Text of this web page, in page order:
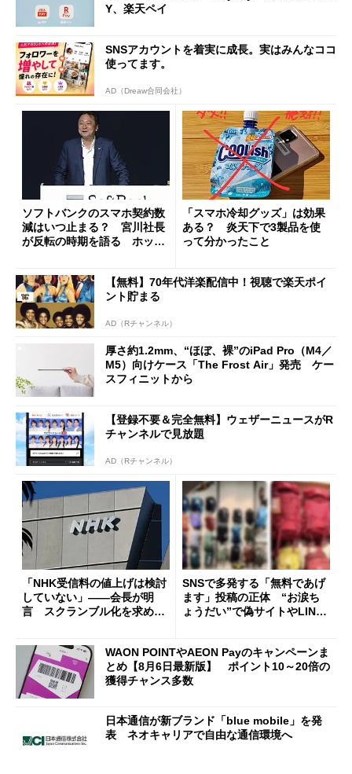
Y、楽天ペイ
SNSアカウントを着実に成長。実はみんなココ
使ってます。
AD（Dreaw合同会社）
ソフトバンクのスマホ契約数
減はいつ止まる？ 宮川社長
が反転の時期を語る ホッピ
「スマホ冷却グッズ」は効果
ある？ 炎天下で3製品を使
って分かったこと
【無料】70年代洋楽配信中！視聴で楽天ポイ
ント貯まる
AD（Rチャンネル）
厚さ約1.2mm、“ほぼ、裸”のiPad Pro（M4／
M5）向けケース「The Frost Air」発売 ケー
スフィニットから
【登録不要＆完全無料】ウェザーニュースがR
チャンネルで見放題
AD（Rチャンネル）
「NHK受信料の値上げは検討
していない」――会長が明
言 スクランブル化を求める
SNSで多発する「無料であげ
ます」投稿の正体 “お涙ち
ょうだい”で偽サイトやLINE
WAON POINTやAEON Payのキャンペーンま
とめ【8月6日最新版】 ポイント10～20倍の
獲得チャンス多数
日本通信が新ブランド「blue mobile」を発
表 ネオキャリアで自由な通信環境へ